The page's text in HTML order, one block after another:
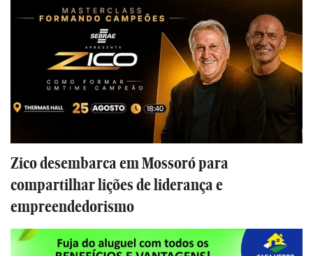
Zico desembarca em Mossoró para
compartilhar lições de liderança e
empreendedorismo